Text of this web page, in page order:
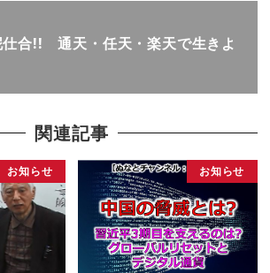
仕合!! 通天・任天・楽天で生きよ
関連記事
お知らせ お知らせ